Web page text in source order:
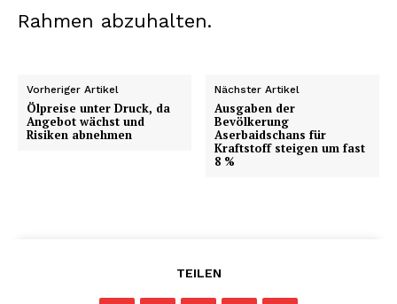
Rahmen abzuhalten.
Vorheriger Artikel
Ölpreise unter Druck, da
Angebot wächst und
Risiken abnehmen
Nächster Artikel
Ausgaben der
Bevölkerung
Aserbaidschans für
Kraftstoff steigen um fast
8 %
TEILEN